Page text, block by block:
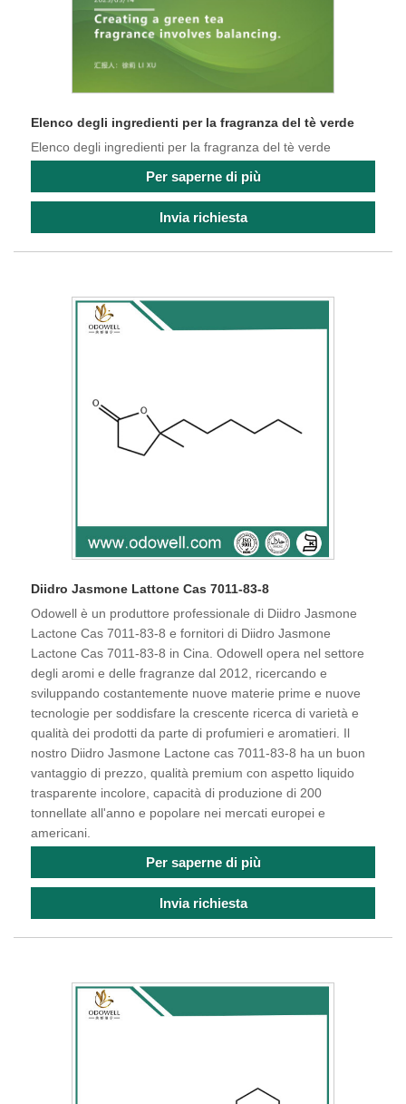
Elenco degli ingredienti per la fragranza del tè verde
Elenco degli ingredienti per la fragranza del tè verde
Per saperne di più
Invia richiesta
Diidro Jasmone Lattone Cas 7011-83-8
Odowell è un produttore professionale di Diidro Jasmone
Lactone Cas 7011-83-8 e fornitori di Diidro Jasmone
Lactone Cas 7011-83-8 in Cina. Odowell opera nel settore
degli aromi e delle fragranze dal 2012, ricercando e
sviluppando costantemente nuove materie prime e nuove
tecnologie per soddisfare la crescente ricerca di varietà e
qualità dei prodotti da parte di profumieri e aromatieri. Il
nostro Diidro Jasmone Lactone cas 7011-83-8 ha un buon
vantaggio di prezzo, qualità premium con aspetto liquido
trasparente incolore, capacità di produzione di 200
tonnellate all'anno e popolare nei mercati europei e
americani.
Per saperne di più
Invia richiesta